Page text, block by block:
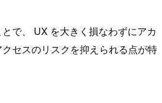
で、 UX を大きく損なわずにアカ
セスのリスクを抑えられる点が特